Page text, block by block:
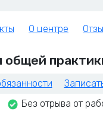
О центре
общей
Без отрыва от